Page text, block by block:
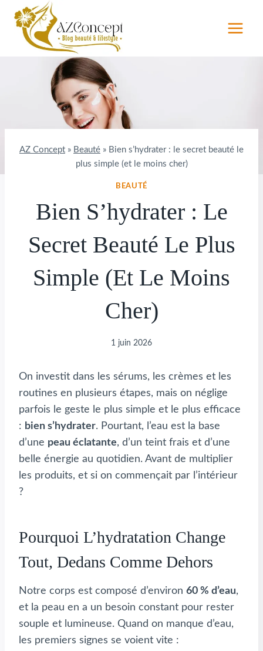
Aller
contenu
AZ Concept » Beauté » Bien s’hydrater : le secret beauté le
plus simple (et le moins cher)
BEAUTÉ
Bien S’hydrater : Le
Secret Beauté Le Plus
Simple (et Le Moins
Cher)
1 juin 2026
On investit dans les sérums, les crèmes et les
routines en plusieurs étapes, mais on néglige
parfois le geste le plus simple et le plus efficace
: bien s’hydrater. Pourtant, l’eau est la base
d’une peau éclatante, d’un teint frais et d’une
belle énergie au quotidien. Avant de multiplier
les produits, et si on commençait par l’intérieur
?
Pourquoi L’hydratation Change
Tout, Dedans Comme Dehors
Notre corps est composé d’environ 60 % d’eau,
et la peau en a un besoin constant pour rester
souple et lumineuse. Quand on manque d’eau,
les premiers signes se voient vite :